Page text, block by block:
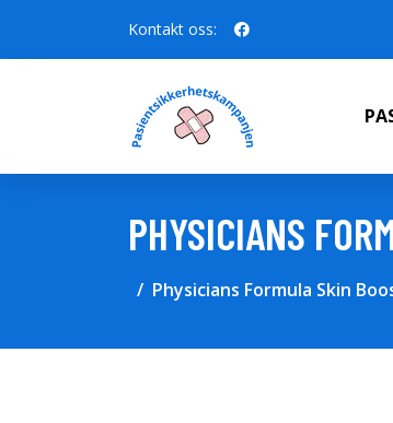
Kontakt oss:
PHYSICIANS
Physicians Formula Skin